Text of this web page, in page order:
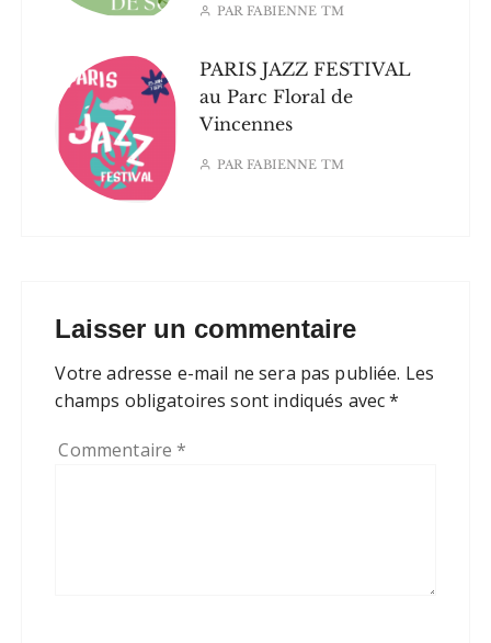
PARFABIENNE TM
PARIS JAZZ FESTIVAL
au Parc Floral de
Vincennes
PARFABIENNE TM
Laisser un commentaire
Votre adresse e-mail ne sera pas publiée. Les
champs obligatoires sont indiqués avec*
Commentaire*